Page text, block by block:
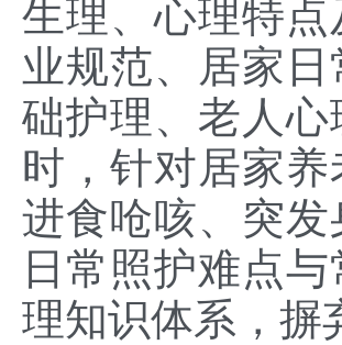
生理、心理特
业规范、居家
础护理、老人
时，针对居家
进食呛咳、突
日常照护难点
理知识体系，摒